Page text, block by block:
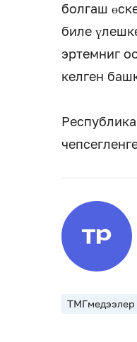
болгаш
биле
эртемниг
келген
ТМГмедээлер